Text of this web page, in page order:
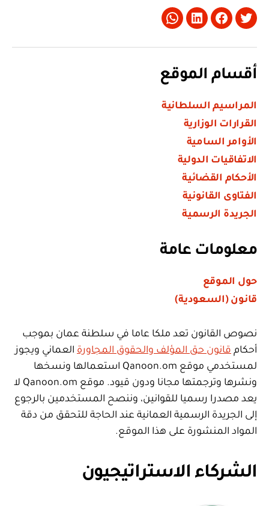
Twitter
Facebook
LinkedIn
Whatsapp
أقسام الموقع
المراسيم السلطانية
القرارات الوزارية
الأوامر السامية
الاتفاقيات الدولية
الأحكام القضائية
الفتاوى القانونية
الجريدة الرسمية
معلومات عامة
حول الموقع
قانون (السعودية)
نصوص القانون تعد ملكا عاما في سلطنة عمان بموجب
أحكام قانون حق المؤلف والحقوق المجاورة العماني ويجوز
لمستخدمي موقع Qanoon.om استعمالها ونسخها
ونشرها وترجمتها مجانا ودون قيود. موقع Qanoon.om لا
يعد مصدرا رسميا للقوانين، وننصح المستخدمين بالرجوع
إلى الجريدة الرسمية العمانية عند الحاجة للتحقق من دقة
المواد المنشورة على هذا الموقع.
الشركاء الاستراتيجيون